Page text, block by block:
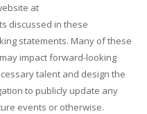
at
discussed in these
statements. Many of these
impact forward-looking
talent and design the
to publicly update any
events or otherwise.